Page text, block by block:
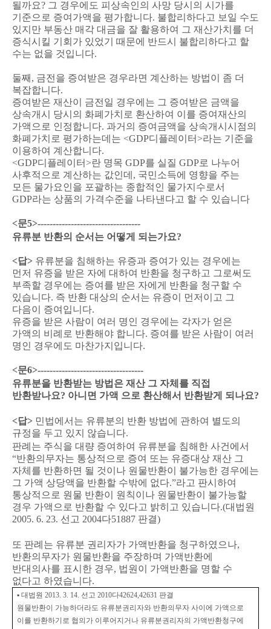
될까요? 그 경우에도 피상속인의 사망 당시의 시가를
기준으로 증여가액을 평가합니다. 불합리하다고 보일 수도
있지만 부동산 매각 대금을 잘 활용하여 그 재산가치를 더
증식시킬 기회가 있었기 때문에 반드시 불합리하다고 할
수는 없을 것입니다.
둘째 , 금전을 증여받은 경우라면 계산하는 방법이 좀 더
복잡합니다.
증여받은 재산이 금전일 경우에는 그 증여받은 금액을
상속개시 당시의 화폐가치로 환산하여 이를 증여재산의
가액으로 인정합니다. 과거의 증여금액을 상속개시시점의
화폐가치로 평가하는데는 <GDP디플레이터>라는 기준을
이용하여 계산합니다.
<GDP디플레이터>란 명목 GDP를 실질 GDP로 나누어
사후적으로 계산하는 값인데 , 국민소득에 영향을 주는
모든 물가요인을 포괄하는 종합적인 물가지수로서
GDP라는 상품의 가격수준을 나타낸다고 할 수 있습니다
<문5>----------------------------------
유류분 반환의 순서는 어떻게 되는가요?
<답> 유류분을 침해하는 유증과 증여가 있는 경우에는
먼저 유증을 받은 자에 대하여 반환을 청구하고 그로써도
부족할 경우에는 증여를 받은 자에게 반환을 청구할 수
있습니다. 즉 반환 대상의 순서는 유증이 먼저이고 그
다음이 증여입니다.
유증을 받은 사람이 여러 명인 경우에는 각자가 얻은
가액의 비례로 반환해야 합니다. 증여를 받은 사람이 여러
명인 경우에도 마찬가지입니다.
<문6>-----------------------------------
유류분을 반환받는 방법은 재산 그 자체를 직접
반환받나요? 아니면 가액 으로 환산해서 반환받게 되나요?
<답> 민법에서는 유류분의 반환 방법에 관하여 별도의
규정을 두고 있지 않습니다.
판례는 주식을 대량 증여하여 유류분을 침해한 사건에서
“반환의무자는 통상적으로 증여 또는 유증대상 재산 그
자체를 반환하면 될 것이나 원물반환이 불가능한 경우에는
그 가액 상당액을 반환할 수밖에 없다.”라고 판시하여
통상적으로 원물 반환이 원칙이나 원물반환이 불가능할
경우 가액으로 반환할 수 있다고 밝히고 있습니다.(대법원
2005. 6. 23. 선고 2004다51887 판결)
또 판례는 유류분 권리자가 가액반환을 청구하였으나,
반환의무자가 원물반환을 주장하며 가액반환에
반대의사를 표시한 경우, 법원이 가액반환을 명할 수
없다고 하였습니다.
▪ 대법원 2013. 3. 14. 선고 2010다42624,42631 판결
원물반환이 가능하더라도 유류분권리자와 반환의무자 사이에 가액으로
이를 반환하기로 협의가 이루어지거나 유류분권리자의 가액반환청구에